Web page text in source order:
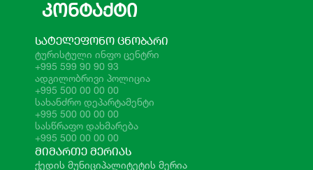
ᲙᲝᲜᲢᲐᲥᲢᲘ
ᲡᲐᲢᲔᲚᲔᲤᲝᲜᲝ ᲪᲜᲝᲑᲐᲠᲘ
ტურისტული ინფო ცენტრი
+995 599 90 90 93
ადგილობრივი პოლიცია
+995 500 00 00 00
სახანძრო დეპარტამენტი
+995 500 00 00 00
სასწრაფო დახმარება
+995 500 00 00 00
ᲛᲘᲛᲐᲠᲗᲔ ᲛᲔᲠᲘᲐᲡ
ქედის მუნიციპალიტეტის მერია